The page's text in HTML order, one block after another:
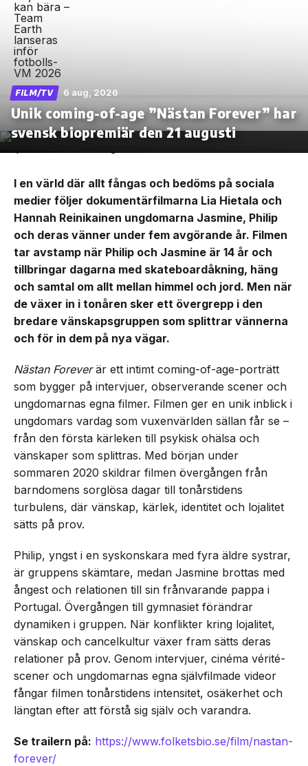
FILM/TV 6 aug, 2026
Unik coming-of-age ”Nästan Forever” har
svensk biopremiär den 21 augusti
I en värld där allt fångas och bedöms på sociala
medier följer dokumentärfilmarna Lia Hietala och
Hannah Reinikainen ungdomarna Jasmine, Philip
och deras vänner under fem avgörande år. Filmen
tar avstamp när Philip och Jasmine är 14 år och
tillbringar dagarna med skateboardåkning, häng
och samtal om allt mellan himmel och jord. Men när
de växer in i tonåren sker ett övergrepp i den
bredare vänskapsgruppen som splittrar vännerna
och för in dem på nya vägar.
Nästan Foreverär ett intimt coming-of-age-porträtt
som bygger på intervjuer, observerande scener och
ungdomarnas egna filmer. Filmen ger en unik inblick i
ungdomars vardag som vuxenvärlden sällan får se –
från den första kärleken till psykisk ohälsa och
vänskaper som splittras. Med början under
sommaren 2020 skildrar filmen övergången från
barndomens sorglösa dagar till tonårstidens
turbulens, där vänskap, kärlek, identitet och lojalitet
sätts på prov.
Philip, yngst i en syskonskara med fyra äldre systrar,
är gruppens skämtare, medan Jasmine brottas med
ångest och relationen till sin frånvarande pappa i
Portugal. Övergången till gymnasiet förändrar
dynamiken i gruppen. När konflikter kring lojalitet,
vänskap och cancelkultur växer fram sätts deras
relationer på prov. Genom intervjuer, cinéma vérité-
scener och ungdomarnas egna självfilmade videor
fångar filmen tonårstidens intensitet, osäkerhet och
längtan efter att förstå sig själv och varandra.
Se trailern på: https://www.folketsbio.se/film/nastan-
forever/